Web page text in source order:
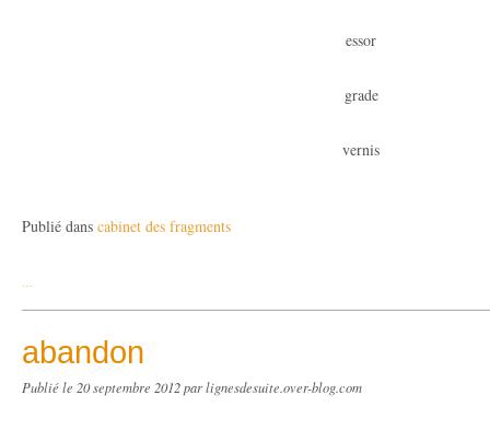
essor
grade
vernis
Publié dans cabinet des fragments
…
abandon
Publié le 20 septembre 2012par lignesdesuite.over-blog.com